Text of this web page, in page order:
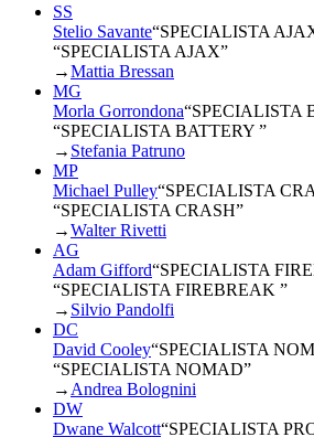
SS
Stelio Savante“SPECIALISTA
“SPECIALISTA AJAX”
→Mattia Bressan
MG
Morla Gorrondona“SPECIALISTA
“SPECIALISTA BATTERY ”
→ Stefania Patruno
MP
Michael Pulley“SPECIALISTA
“SPECIALISTA CRASH”
→Walter Rivetti
AG
Adam Gifford“SPECIALISTA
“SPECIALISTA FIREBREAK ”
→ Silvio Pandolfi
DC
David Cooley“SPECIALISTA
“SPECIALISTA NOMAD”
→ Andrea Bolognini
DW
Dwane Walcott“SPECIALISTA